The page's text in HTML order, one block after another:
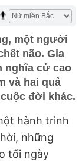
một người
não. Gia
nghĩa cử cao
và hai quả
đời khác.
hành trình
những
tối ngày